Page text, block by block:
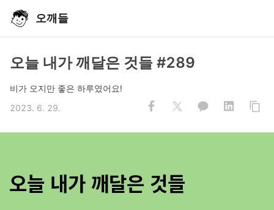
오깨들
오늘 내가 깨달은 것들 #289
비가 오지만 좋은 하루였어요!
2023. 6. 29.
오늘 내가 깨달은 것들